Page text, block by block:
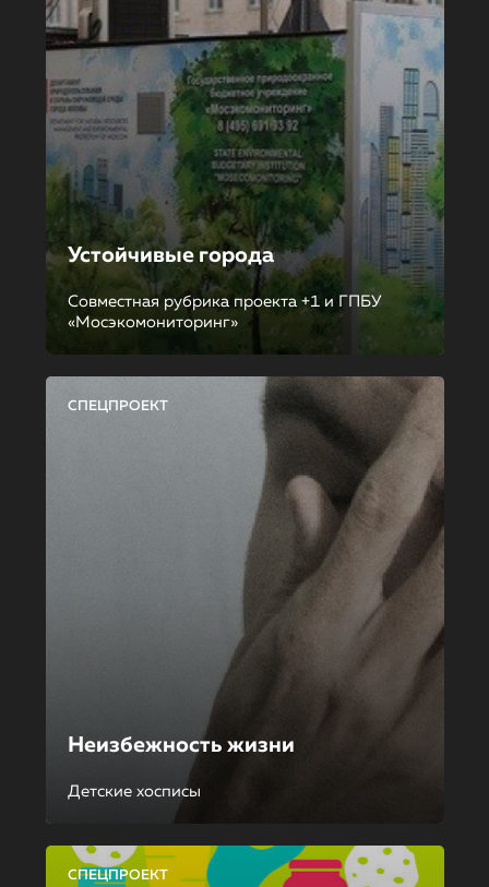
Устойчивые города
Совместная рубрика проекта +1 и ГПБУ
«Мосэкомониторинг»
СПЕЦПРОЕКТ
Неизбежность жизни
Детские хосписы
СПЕЦПРОЕКТ